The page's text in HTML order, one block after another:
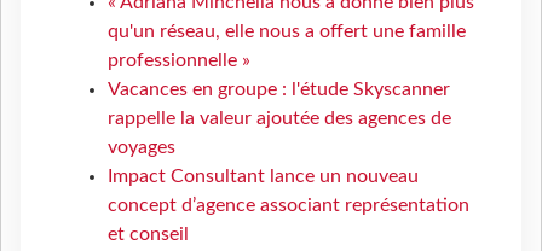
qu'un réseau, elle nous a offert une famille
professionnelle »
Vacances en groupe : l'étude Skyscanner
rappelle la valeur ajoutée des agences de
voyages
Impact Consultant lance un nouveau
concept d’agence associant représentation
et conseil